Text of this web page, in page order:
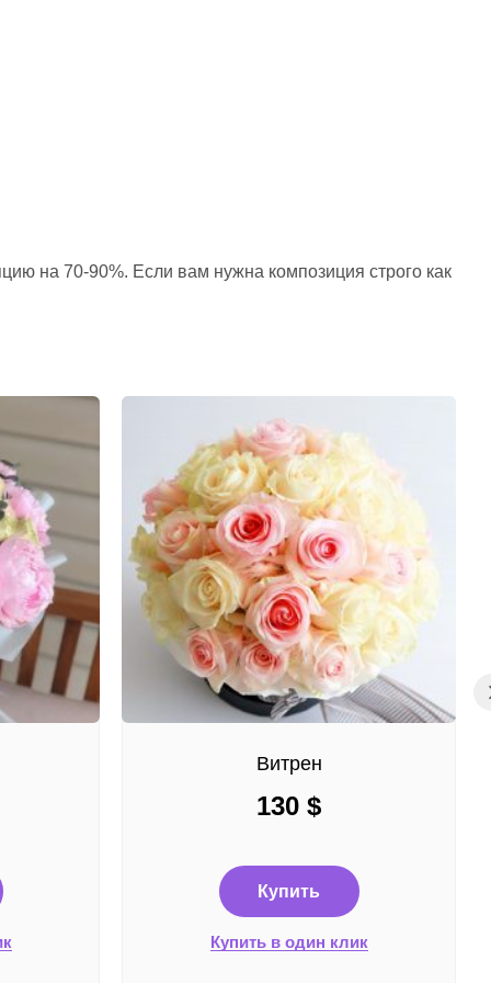
на 70-90%. Если вам нужна композиция строго как
Витрен
130 $
Купить
Купить в один клик